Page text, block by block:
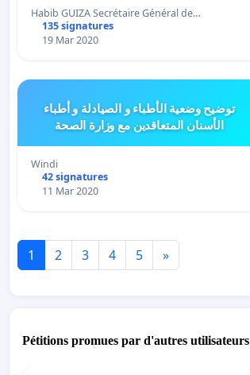
Habib GUIZA Secrétaire Général de…
135 signatures
19 Mar 2020
توضيح وضعية الأطباء و الصيادلة و أطباء
الأسنان المتعاقدين مع وزارة الصحة
Windi
42 signatures
11 Mar 2020
1 2 3 4 5 »
Pétitions promues par d'autres utilisateurs